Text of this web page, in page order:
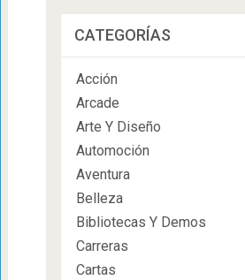
CATEGORÍAS
Acción
Arcade
Arte Y Diseño
Automoción
Aventura
Belleza
Bibliotecas Y Demos
Carreras
Cartas